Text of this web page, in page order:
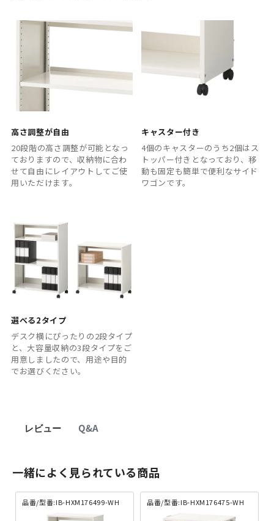
高さ調整が自由
20段階の高さ調整が可能となっ
ておりますので、収納物に合わ
せて自由にレイアウトしてご使
用いただけます。
キャスター付き
4個のキャスターのうち2個はス
トッパー付きとなっており、移
動も固定も簡単で便利なサイド
ワゴンです。
選べる2タイプ
デスク横にぴったりの2段タイプ
と、大容量収納の3段タイプをご
用意しましたので、用途や目的
でお選びください。
レビュー Q&A
一緒によく見られている商品
品番/型番:IB-HXM176499-WH 品番/型番:IB-HXM176475-WH